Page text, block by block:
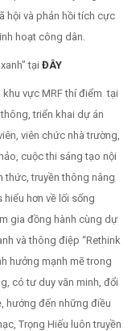
hội và phản hồi tích cực
hoạt công dân.
tại ĐÂY
khu vực MRF thí điểm tại
triển khai dự án
viên chức nhà trường,
cuộc thi sáng tạo nội
thức, truyền thông nâng
hiểu hơn về lối sống
gia đồng hành cùng dự
và thông điệp “Rethink
hưởng mạnh mẽ trong
có tư duy văn minh, đổi
hướng đến những điều
Trọng Hiếu luôn truyền